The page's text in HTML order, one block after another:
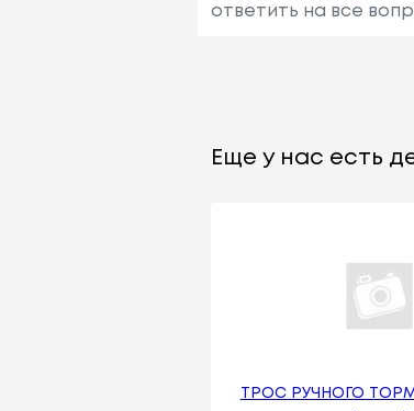
ответить на все
Еще у нас есть
ТРОС РУЧНОГО